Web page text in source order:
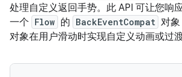
处理自定义返回手势。此 API 可让您响
一个 Flow 的 BackEventCompat 对
对象在用户滑动时实现自定义动画或过渡